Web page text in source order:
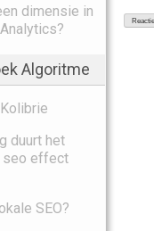
dimensie in
Algoritme
duurt het
seo effect
SEO?